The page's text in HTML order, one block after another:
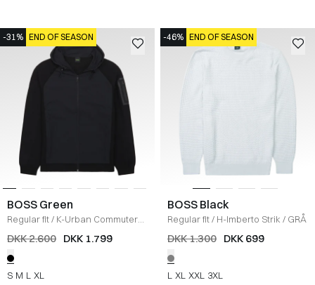
-31% END OF SEASON
BOSS Green
Regular fit/ K-Urban Commuter
Strik /SORT
DKK 2.600 DKK 1.799
S M L XL
-46% END OF SEASON
BOSS Black
Regular fit/ H-Imberto Strik / GRÅ
DKK 1.300 DKK 699
L XL XXL 3XL